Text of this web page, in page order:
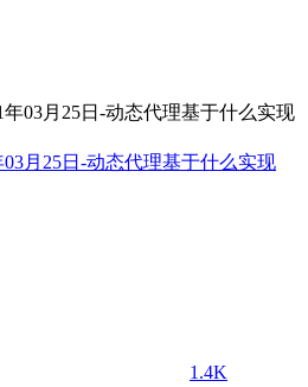
03月25日-动态代理基于什么实现
1.4K